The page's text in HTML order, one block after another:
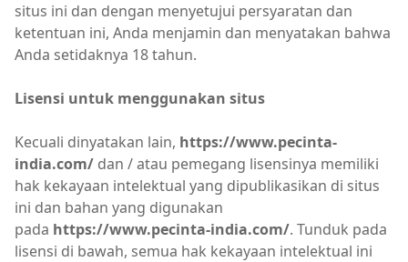
situs ini dan dengan menyetujui persyaratan dan
ketentuan ini, Anda menjamin dan menyatakan bahwa
Anda setidaknya 18 tahun.
Lisensi untuk menggunakan situs
Kecuali dinyatakan lain, https://www.pecinta-
india.com/ dan / atau pemegang lisensinya memiliki
hak kekayaan intelektual yang dipublikasikan di situs
ini dan bahan yang digunakan
pada https://www.pecinta-india.com/. Tunduk pada
lisensi di bawah, semua hak kekayaan intelektual ini